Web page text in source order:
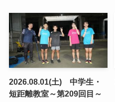
2026.08.01(土) 中学生・
短距離教室～第209回目～